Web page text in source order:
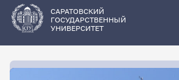
основному
содержанию
САРАТОВСКИЙ
ГОСУДАРСТВЕННЫЙ
УНИВЕРСИТЕТ